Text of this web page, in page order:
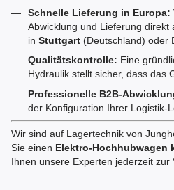
Schnelle Lieferung in Europa:
Abwicklung und Lieferung direkt
in Stuttgart (Deutschland) oder
Qualitätskontrolle: Eine
Hydraulik stellt sicher, dass das
Professionelle B2B-
der Konfiguration Ihrer Logistik-
Wir sind auf Lagertechnik von
Sie einen Elektro-Hochhubwagen
Ihnen unsere Experten jederzeit zur